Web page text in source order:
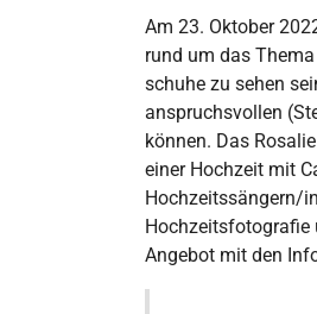
Am 23. Oktober
rund um das
schuhe zu sehen
anspruchsvollen
können. Das
einer Hochzeit mit
Hochzeitssängern/
Hochzeitsfotografie
Angebot mit den